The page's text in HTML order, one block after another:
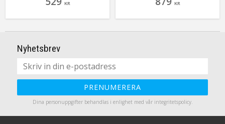
Här ser du henne i en härlig
som älskar Rut!
KR
design ändå ger dig den
armad ljusstake. Läckert tycker
färger och 2 storlekar. Här ser
KR
Nyhetsbrev
PRENUMERERA
Dina personuppgifter behandlas i enlighet med vår integritetspolicy.